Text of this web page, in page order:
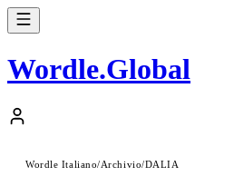
Wordle.Global
Wordle Italiano/Archivio/DALIA